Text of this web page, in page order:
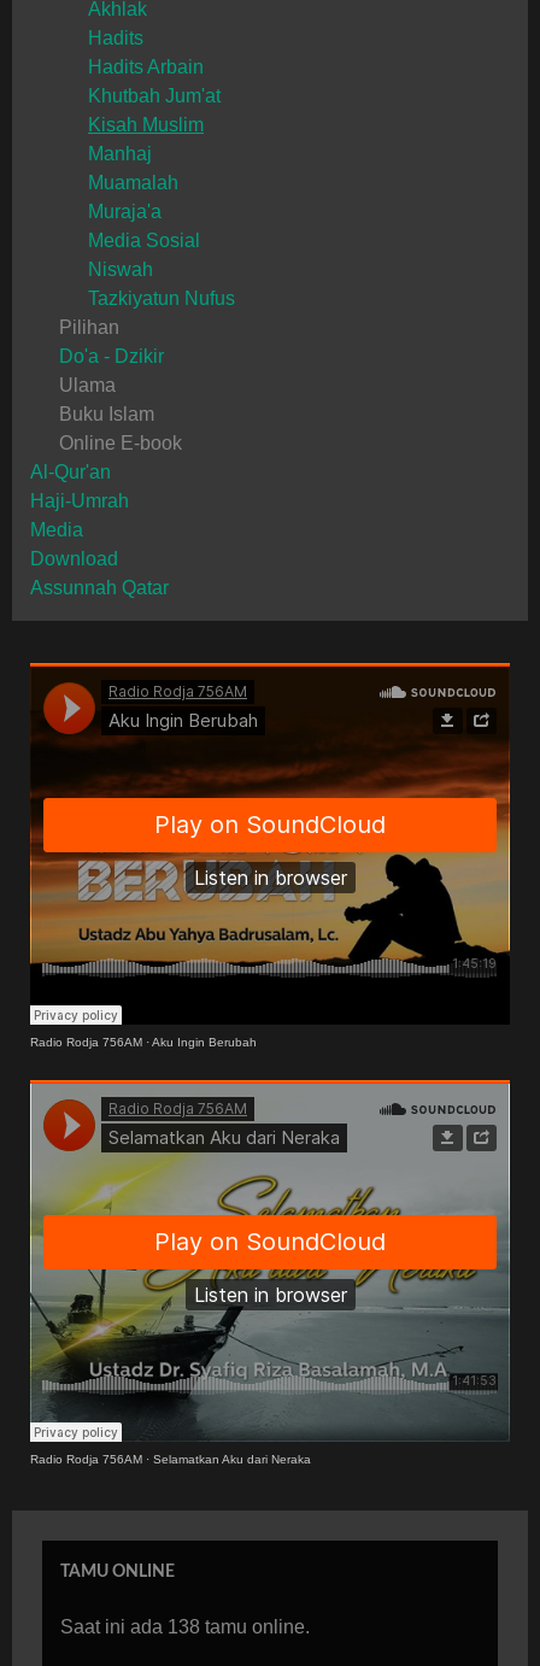
Akhlak
Hadits
Hadits Arbain
Khutbah Jum'at
Kisah Muslim
Manhaj
Muamalah
Muraja'a
Media Sosial
Niswah
Tazkiyatun Nufus
Pilihan
Do'a - Dzikir
Ulama
Buku Islam
Online E-book
Al-Qur'an
Haji-Umrah
Media
Download
Assunnah Qatar
Radio Rodja 756AM ·Aku Ingin Berubah
Radio Rodja 756AM · Selamatkan Aku dari Neraka
TAMU ONLINE
Saat ini ada 138 tamu online.